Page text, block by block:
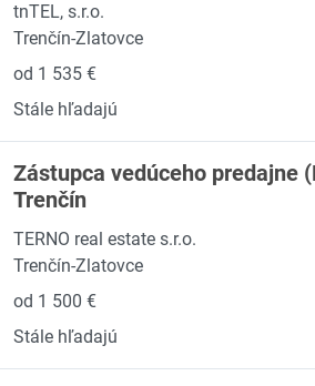
tnTEL, s.r.o.
Trenčín-Zlatovce
od 1 535 €
Stále hľadajú
Zástupca vedúceho predajne
Trenčín
TERNO real estate s.r.o.
Trenčín-Zlatovce
od 1 500 €
Stále hľadajú